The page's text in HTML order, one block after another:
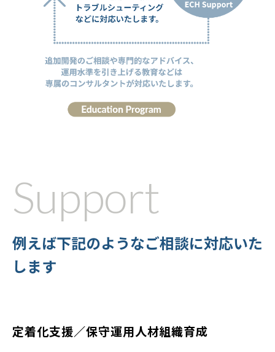
Support
例えば下記のようなご相談に対応いた
します
定着化支援／保守運用人材組織育成